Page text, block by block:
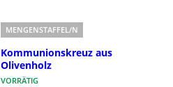
MENGENSTAFFEL/N
Kommunionskreuz aus
Olivenholz
VORRÄTIG